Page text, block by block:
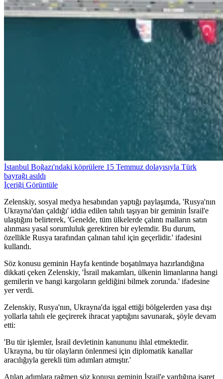
İstanbul Boğazı'ndaki köprülere 15 Temmuz dolayısıyla Türk
bayrağı asıldı
İçeriği Görüntüle
Zelenskiy, sosyal medya hesabından yaptığı paylaşımda, 'Rusya'nın
Ukrayna'dan çaldığı' iddia edilen tahılı taşıyan bir geminin İsrail'e
ulaştığını belirterek, 'Genelde, tüm ülkelerde çalıntı malların satın
alınması yasal sorumluluk gerektiren bir eylemdir. Bu durum,
özellikle Rusya tarafından çalınan tahıl için geçerlidir.' ifadesini
kullandı.
Söz konusu geminin Hayfa kentinde boşatılmaya hazırlandığına
dikkati çeken Zelenskiy, 'İsrail makamları, ülkenin limanlarına hangi
gemilerin ve hangi kargoların geldiğini bilmek zorunda.' ifadesine
yer verdi.
Zelenskiy, Rusya'nın, Ukrayna'da işgal ettiği bölgelerden yasa dışı
yollarla tahılı ele geçirerek ihracat yaptığını savunarak, şöyle devam
etti:
'Bu tür işlemler, İsrail devletinin kanununu ihlal etmektedir.
Ukrayna, bu tür olayların önlenmesi için diplomatik kanallar
aracılığıyla gerekli tüm adımları atmıştır.'
Atılan adımlara rağmen söz konusu geminin İsrail'e vardığına işaret